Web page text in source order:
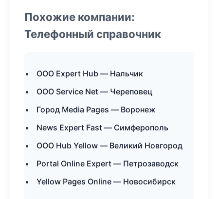
Похожие компании:
Телефонный справочник
ООО Expert Hub — Нальчик
ООО Service Net — Череповец
Город Media Pages — Воронеж
News Expert Fast — Симферополь
ООО Hub Yellow — Великий Новгород
Portal Online Expert — Петрозаводск
Yellow Pages Online — Новосибирск